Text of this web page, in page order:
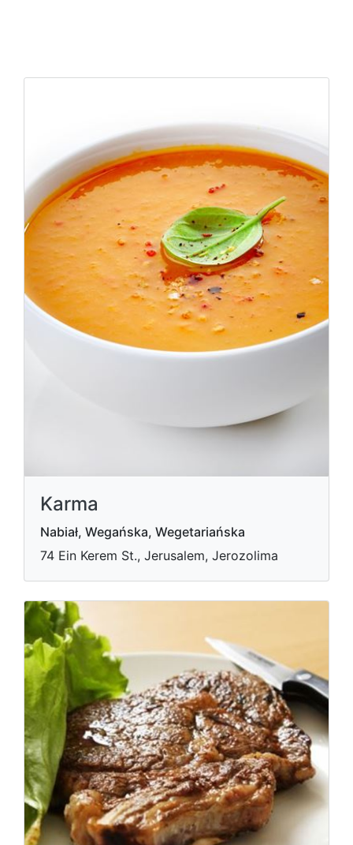
Karma
Nabiał, Wegańska, Wegetariańska
74 Ein Kerem St., Jerusalem, Jerozolima